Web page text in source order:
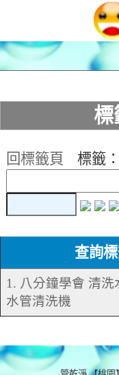
標
回標籤頁
標籤：
查詢
1. 八分鐘學會 清
水管清洗機